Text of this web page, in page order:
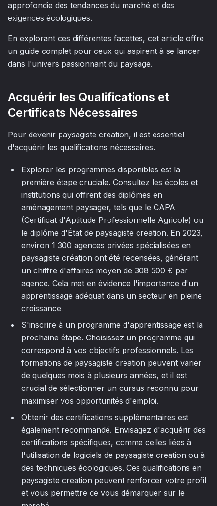
approfondie des tendances du marché et des
exigences écologiques.
En explorant ces différentes facettes, cet article offre
un guide complet pour ceux qui aspirent à se lancer
dans l'univers passionnant du paysage.
Acquérir les Qualifications et
Certificats Nécessaires
Pour devenir paysagiste creation, il est essentiel
d'acquérir les qualifications nécessaires.
Explorer les programmes disponibles est la
première étape cruciale. Consultez les écoles et
institutions qui offrent des diplômes en
aménagement paysager, tels que le CAPA
(Certificat d'Aptitude Professionnelle Agricole) ou
le diplôme d'État de paysagiste creation. En 2023,
environ 1 300 agences privées spécialisées en
paysagiste création ont été recensées, générant
un chiffre d'affaires moyen de 308 500 € par
agence. Cela met en évidence l'importance d'un
apprentissage adéquat dans un secteur en pleine
croissance.
S'inscrire à un programme d'apprentissage est la
prochaine étape. Choisissez un programme qui
correspond à vos objectifs professionnels. Les
formations de paysagiste creation peuvent varier
de quelques mois à plusieurs années, et il est
crucial de sélectionner un cursus reconnu pour
maximiser vos opportunités d'emploi.
Obtenir des certifications supplémentaires est
également recommandé. Envisagez d'acquérir des
certifications spécifiques, comme celles liées à
l'utilisation de logiciels de paysagiste creation ou à
des techniques écologiques. Ces qualifications en
paysagiste creation peuvent renforcer votre profil
et vous permettre de vous démarquer sur le